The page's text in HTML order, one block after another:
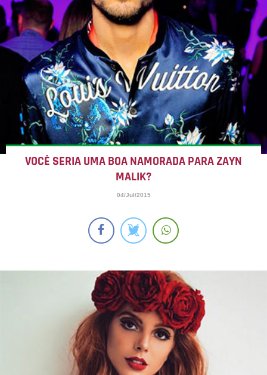
VOCÊ SERIA UMA BOA NAMORADA PARA ZAYN
MALIK?
04/Jul/2015